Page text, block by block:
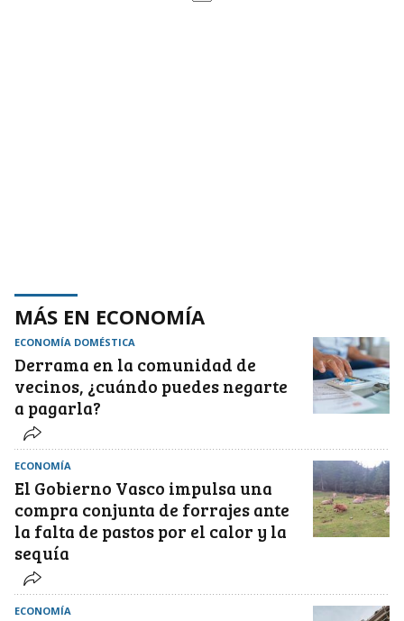
MÁS EN ECONOMÍA
ECONOMÍA DOMÉSTICA
Derrama en la comunidad de
vecinos, ¿cuándo puedes negarte
a pagarla?
ECONOMÍA
El Gobierno Vasco impulsa una
compra conjunta de forrajes ante
la falta de pastos por el calor y la
sequía
ECONOMÍA